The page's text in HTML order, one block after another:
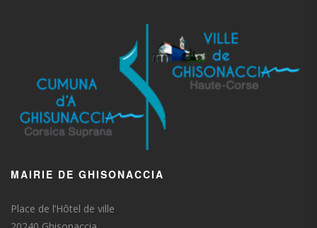
MAIRIE DE GHISONACCIA
Place de l’Hôtel de ville